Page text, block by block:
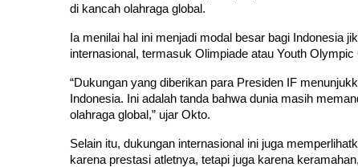
di kancah olahraga global.
Ia menilai hal ini menjadi modal besar bagi Indonesia
internasional, termasuk Olimpiade atau Youth
“Dukungan yang diberikan para Presiden IF
Indonesia. Ini adalah tanda bahwa dunia masih
olahraga global,” ujar Okto.
Selain itu, dukungan internasional ini juga
karena prestasi atletnya, tetapi juga karena